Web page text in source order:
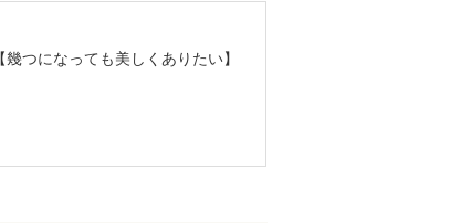
【幾つになっても美しくありたい】